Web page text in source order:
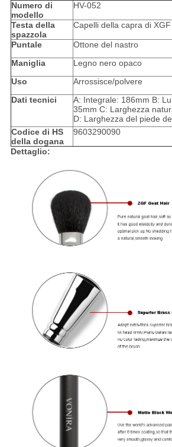
Numero di
modello
HV-052
Testa della
spazzola
Capelli della capra di XGF
Puntale
Ottone del nastro
Maniglia
Legno nero opaco
Uso
Arrossisce/polvere
Dati tecnici
A: Integrale: 186mm B:
35mm C: Larghezza
D: Larghezza del piede
Codice di HS
della dogana
9603290090
Dettaglio: